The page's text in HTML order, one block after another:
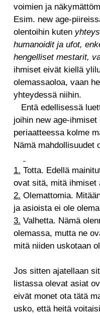
voimien ja
Esim. new age-
olentoihin kuten
humanoidit ja ufot,
hengelliset mestarit,
ihmiset eivät kiellä
olemassaoloa, vaan
yhteydessä niihin.
Entä edellisessä
joihin new age-
periaatteessa kolme
Nämä mahdollisuudet
1. Totta. Edellä
ovat sitä, mitä ihmiset
2. Olemattomia.
ja asioista ei ole
3. Valhetta. Nämä
olemassa, mutta ne
mitä niiden uskotaan
Jos sitten ajatellaan
listassa olevat asiat
eivät monet ota tätä
usko, että heitä